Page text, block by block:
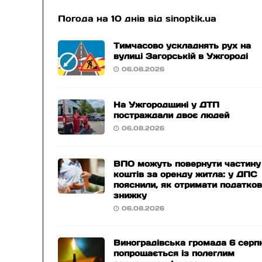
Погода на 10 днів відsinoptik.ua
Тимчасово ускладнять рух на
вулиці Загорській в Ужгороді
06.08.2026
На Ужгородщині у ДТП
постраждали двоє людей
06.08.2026
ВПО можуть повернути частину
коштів за оренду житла: у ДПС
пояснили, як отримати
знижку
06.08.2026
Виноградівська громада 6
попрощається із полеглим